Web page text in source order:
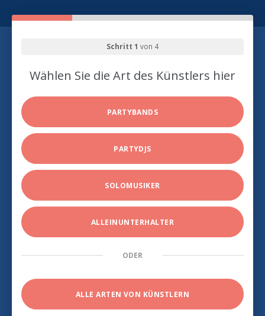
Schritt 1 von 4
Wählen Sie die Art des Künstlers hier
PARTYBANDS
PARTYDJS
SOLOMUSIKER
ALLEINUNTERHALTER
ODER
ALLE ARTEN VON KÜNSTLERN